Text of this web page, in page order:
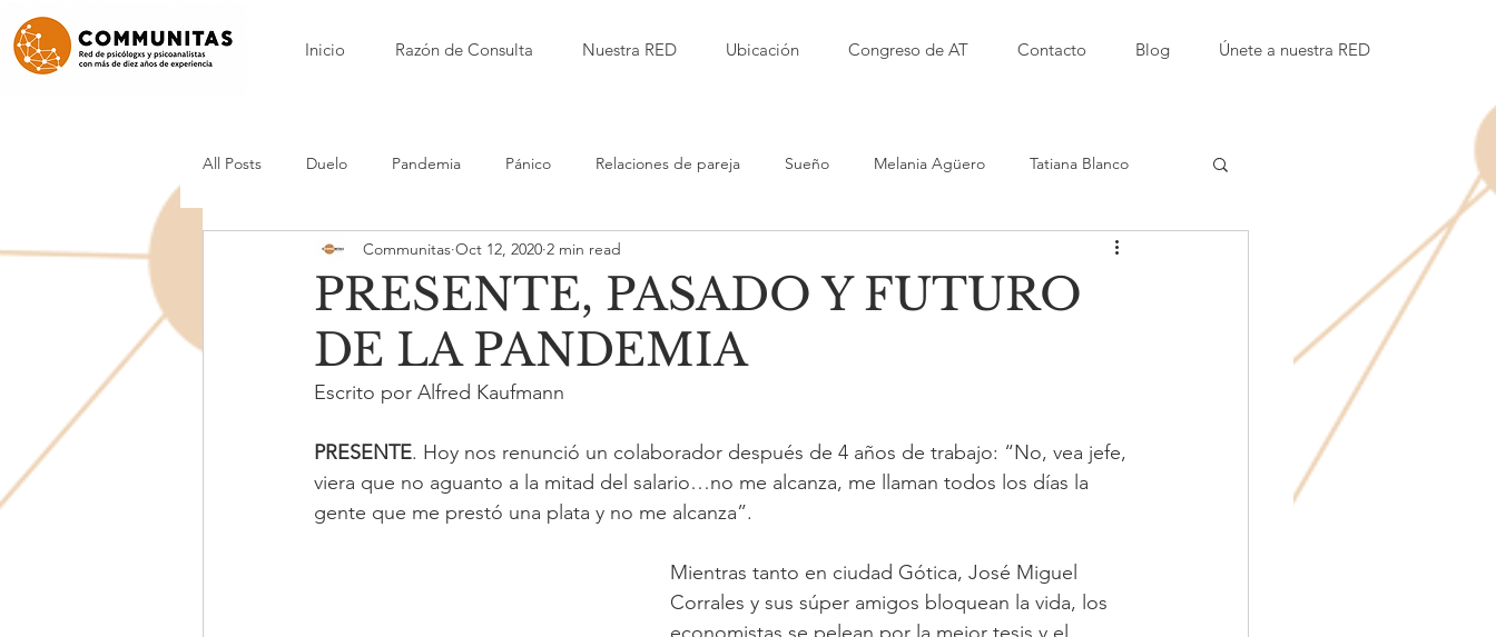
Inicio Razón de Consulta Nuestra RED Ubicación Congreso de AT Contacto Blog Únete a nuestra RED
All Posts Duelo Pandemia Pánico Relaciones de pareja Sueño Melania Agüero Tatiana Blanco
Nora Borenstein Patricia Calvo Isabel Garbanzo Etty Kaufmann Kappari
Nicole Loynaz Mónica Maynard Jessica Millet Leticia RImolo
Adolescencia Amor de pareja Infancia Cuerpo y lenguaje
PRESENTE, PASADO Y FUTURO
DE LA PANDEMIA
Communitas Oct 12, 2020 2 min read
Escrito por Alfred Kaufmann
PRESENTE. Hoy nos renunció un colaborador después de 4 años de trabajo: “No, vea jefe,
viera que no aguanto a la mitad del salario…no me alcanza, me llaman todos los días la
gente que me prestó una plata y no me alcanza”.
Mientras tanto en ciudad Gótica, José Miguel
Corrales y sus súper amigos bloquean la vida, los